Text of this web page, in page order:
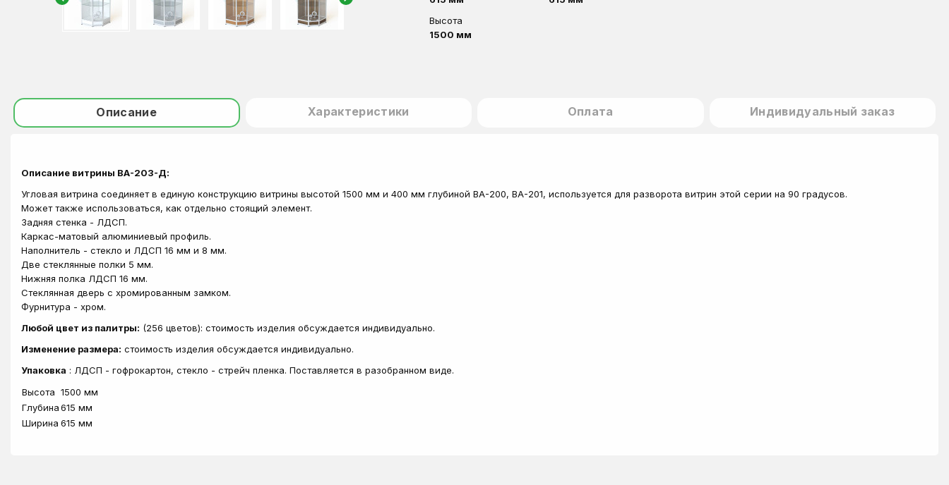
Высота
1500 мм
Описание Характеристики Оплата Индивидуальный заказ
Описание витрины ВА-203-Д:
Угловая витрина соединяет в единую конструкцию витрины высотой 1500 мм и 400 мм глубиной ВА-200, ВА-201, используется для разворота витрин этой серии на 90 градусов.
Может также использоваться, как отдельно стоящий элемент.
Задняя стенка - ЛДСП.
Каркас-матовый алюминиевый профиль.
Наполнитель - стекло и ЛДСП 16 мм и 8 мм.
Две стеклянные полки 5 мм.
Нижняя полка ЛДСП 16 мм.
Стеклянная дверь с хромированным замком.
Фурнитура - хром.
Любой цвет из палитры: (256 цветов): стоимость изделия обсуждается индивидуально.
Изменение размера: стоимость изделия обсуждается индивидуально.
Упаковка : ЛДСП - гофрокартон, стекло - стрейч пленка. Поставляется в разобранном виде.
Высота 1500 мм
Глубина615 мм
Ширина 615 мм